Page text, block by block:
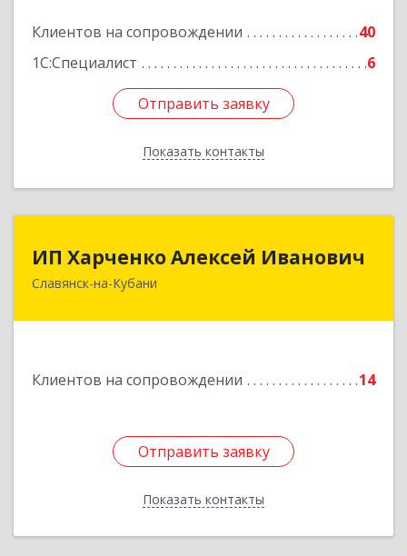
Клиентов на сопровождении
40
1С:Специалист
6
Отправить заявку
Показать контакты
Отправить заявку
Назад
ИП Харченко Алексей Иванович
Славянск-на-Кубани
Клиентов на сопровождении 14
Отправить заявку
Показать контакты
ИП Харченко Алексей Иванович
353 579, Краснодарский край, ст.Петровская,
Отправить заявку
Назад